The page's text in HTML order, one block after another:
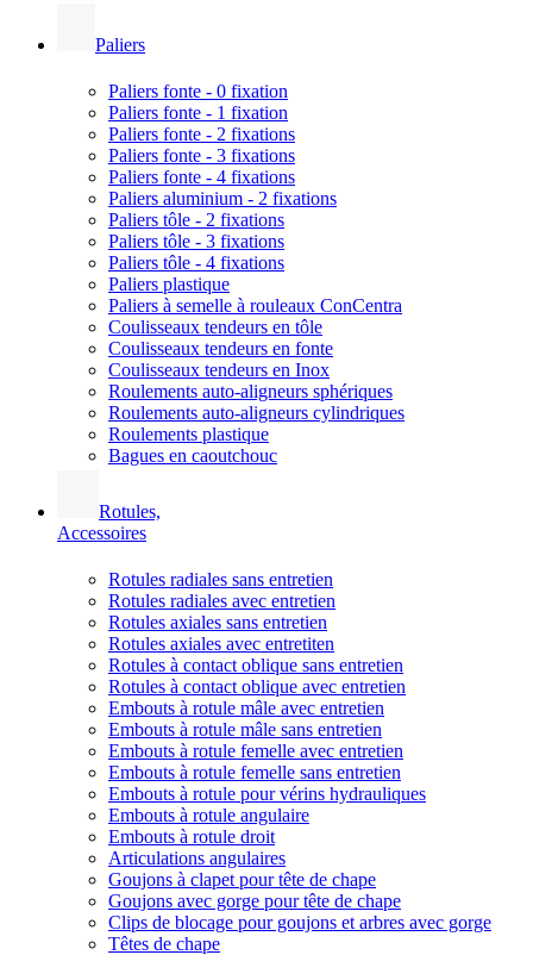
Paliers
Paliers fonte - 0 fixation
Paliers fonte - 1 fixation
Paliers fonte - 2 fixations
Paliers fonte - 3 fixations
Paliers fonte - 4 fixations
Paliers aluminium - 2 fixations
Paliers tôle - 2 fixations
Paliers tôle - 3 fixations
Paliers tôle - 4 fixations
Paliers plastique
Paliers à semelle à rouleaux ConCentra
Coulisseaux tendeurs en tôle
Coulisseaux tendeurs en fonte
Coulisseaux tendeurs en Inox
Roulements auto-aligneurs sphériques
Roulements auto-aligneurs cylindriques
Roulements plastique
Bagues en caoutchouc
Rotules,
Accessoires
Rotules radiales sans entretien
Rotules radiales avec entretien
Rotules axiales sans entretien
Rotules axiales avec entretiten
Rotules à contact oblique sans entretien
Rotules à contact oblique avec entretien
Embouts à rotule mâle avec entretien
Embouts à rotule mâle sans entretien
Embouts à rotule femelle avec entretien
Embouts à rotule femelle sans entretien
Embouts à rotule pour vérins hydrauliques
Embouts à rotule angulaire
Embouts à rotule droit
Articulations angulaires
Goujons à clapet pour tête de chape
Goujons avec gorge pour tête de chape
Clips de blocage pour goujons et arbres avec gorge
Têtes de chape